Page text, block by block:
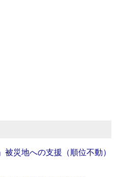
災地への支援（順位不動）